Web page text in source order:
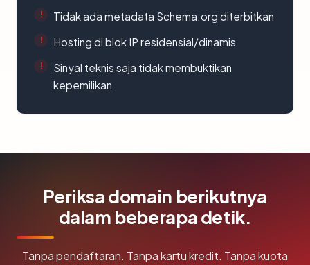
Tidak ada metadata Schema.org diterbitkan
Hosting di blok IP residensial/dinamis
Sinyal teknis saja tidak membuktikan
kepemilikan
Periksa domain berikutnya
dalam beberapa detik.
Tanpa pendaftaran. Tanpa kartu kredit. Tanpa kuota